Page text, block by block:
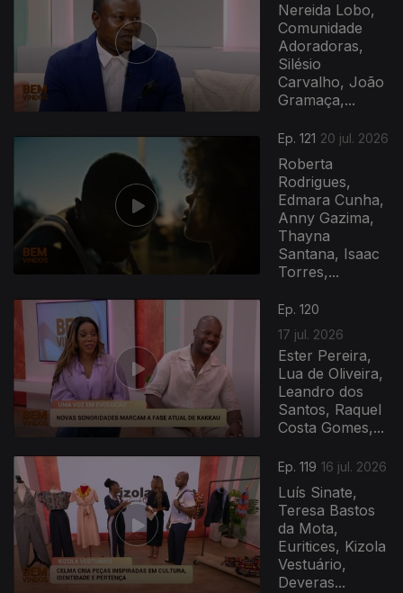
Nereida Lobo,
Comunidade
Adoradoras,
Silésio
Carvalho, João
Gramaça,...
Ep. 121 20 jul. 2026
Roberta
Rodrigues,
Edmara Cunha,
Anny Gazima,
Thayna
Santana, Isaac
Torres,...
Ep. 120
17 jul. 2026
Ester Pereira,
Lua de Oliveira,
Leandro dos
Santos, Raquel
Costa Gomes,...
Ep. 119 16 jul. 2026
Luís Sinate,
Teresa Bastos
da Mota,
Euritices, Kizola
Vestuário,
Deveras...
943045